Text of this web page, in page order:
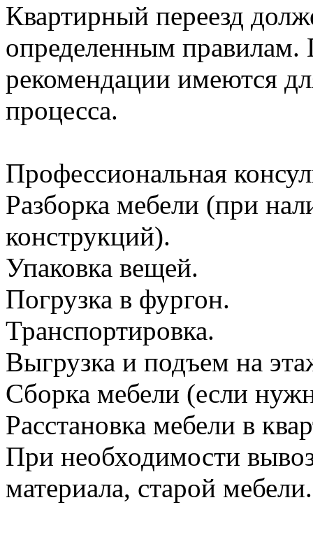
Квартирный переезд
определенным правилам.
рекомендации имеются
процесса.
Профессиональная
Разборка мебели (при
конструкций).
Упаковка вещей.
Погрузка в фургон.
Транспортировка.
Выгрузка и подъем на
Сборка мебели (если
Расстановка мебели в
При необходимости
материала, старой мебели.